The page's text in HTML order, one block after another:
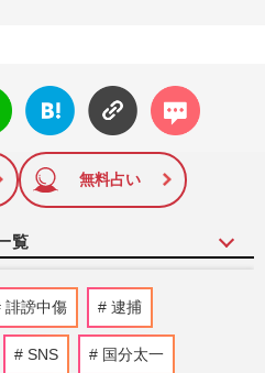
と生活社が運営する日本のニュ
女性週刊誌『週刊女性』の誌
ターネット利用者層にとって
WEB向けにリライトして配信
はてな
ブック
に追加
コメン
ト
無料占い
覧
城島茂と松岡昌宏、30年続い
CM継続出演も「ついに2人だ
が感じた“寂しさ…
部
誹謗中傷 逮捕
SNS 国分太一